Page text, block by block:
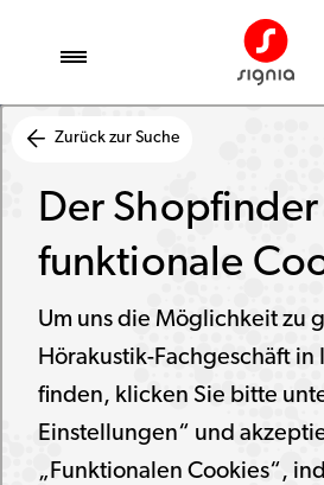
Zurück zur Suche
Der
funktionale
Um uns die Möglichkeit zu
Hörakustik-Fachgeschäft in
finden, klicken Sie bitte
Einstellungen“ und
„Funktionalen Cookies“,